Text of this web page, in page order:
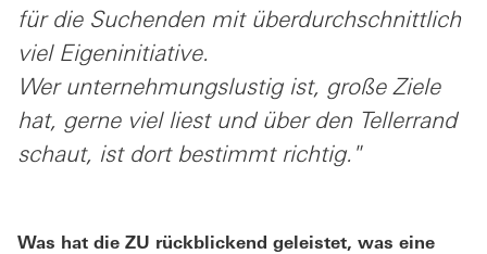
für die Suchenden mit überdurchschnittlich
viel Eigeninitiative.
Wer unternehmungslustig ist, große Ziele
hat, gerne viel liest und über den Tellerrand
schaut, ist dort bestimmt richtig."
Was hat die ZU rückblickend geleistet, was eine